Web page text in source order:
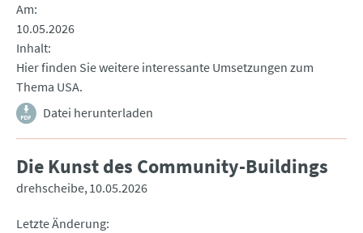
Am
10.05.2026
Inhalt
Hier finden Sie weitere interessante Umsetzungen zum
Thema USA.
Datei herunterladen
Die Kunst des Community-Buildings
drehscheibe 10.05.2026
Letzte Änderung